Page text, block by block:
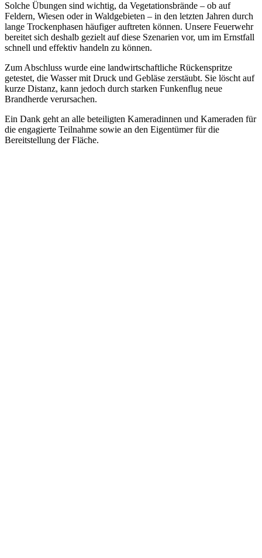
Solche Übungen sind wichtig, da Vegetationsbrände – ob auf
Feldern, Wiesen oder in Waldgebieten – in den letzten Jahren durch
lange Trockenphasen häufiger auftreten können. Unsere Feuerwehr
bereitet sich deshalb gezielt auf diese Szenarien vor, um im Ernstfall
schnell und effektiv handeln zu können.
Zum Abschluss wurde eine landwirtschaftliche Rückenspritze
getestet, die Wasser mit Druck und Gebläse zerstäubt. Sie löscht auf
kurze Distanz, kann jedoch durch starken Funkenflug neue
Brandherde verursachen.
Ein Dank geht an alle beteiligten Kameradinnen und Kameraden für
die engagierte Teilnahme sowie an den Eigentümer für die
Bereitstellung der Fläche.